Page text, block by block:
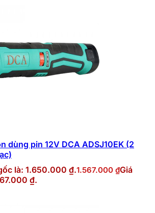
dùng pin 12V DCA ADSJ10EK (2
là: 1.650.000 ₫.1.567.000 ₫Giá
₫.